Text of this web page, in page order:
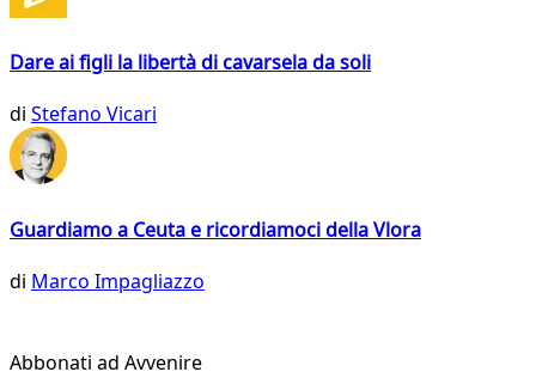
Dare ai figli la libertà di cavarsela da soli
di Stefano Vicari
Guardiamo a Ceuta e ricordiamoci della Vlora
di Marco Impagliazzo
Abbonati ad Avvenire